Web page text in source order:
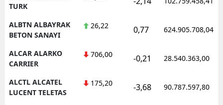
TURK
ALBTN ALBAYRAK
BETON SANAYI
26,22 0,77 624.905.708,04
ALCAR ALARKO
CARRIER
706,00 -0,21 28.540.363,00
ALCTL ALCATEL
LUCENT TELETAS
175,20 -3,68 90.787.597,80